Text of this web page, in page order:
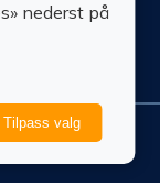
Administrer
nederst på
Tilpass valg